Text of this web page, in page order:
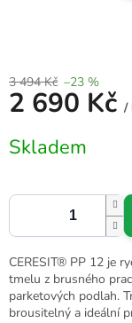
3 494 Kč –23 %
2 690 Kč /
cena:
Skladem
CERESIT® PP 12 je
tmelu z brusného
parketových podlah.
brousitelný a ideální